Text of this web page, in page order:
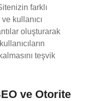
farklı
kullanıcı
oluşturarak
teşvik
ve Otorite